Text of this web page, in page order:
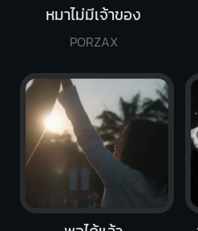
หมาไม่มีเจ้าของ
PORZAX